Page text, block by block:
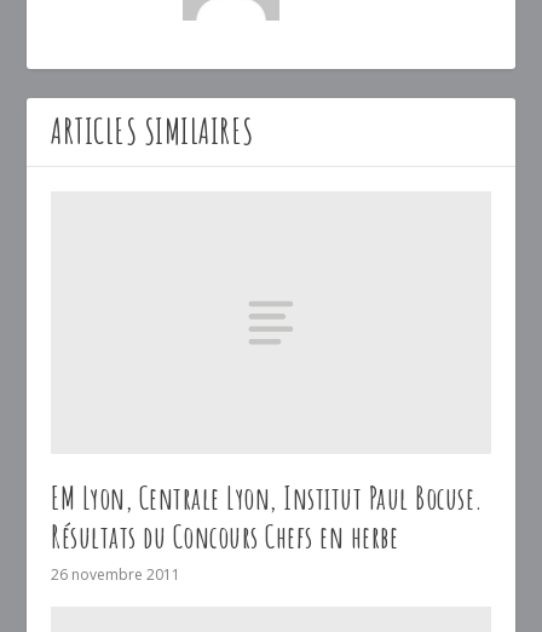
ARTICLES SIMILAIRES
EM Lyon, Centrale Lyon, Institut Paul Bocuse.
Résultats du Concours Chefs en herbe
26 novembre 2011